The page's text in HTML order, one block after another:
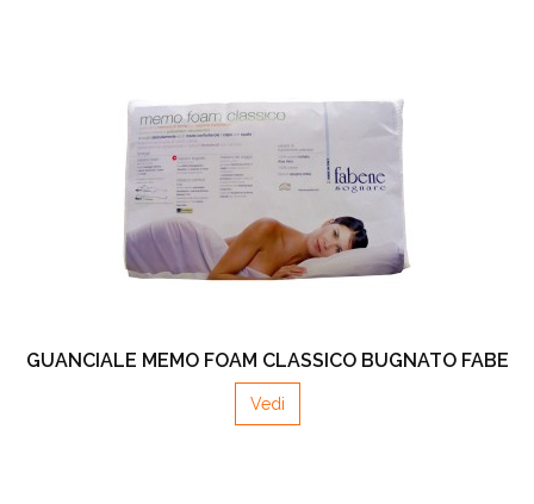
GUANCIALE MEMO FOAM CLASSICO BUGNATO FABE
Vedi